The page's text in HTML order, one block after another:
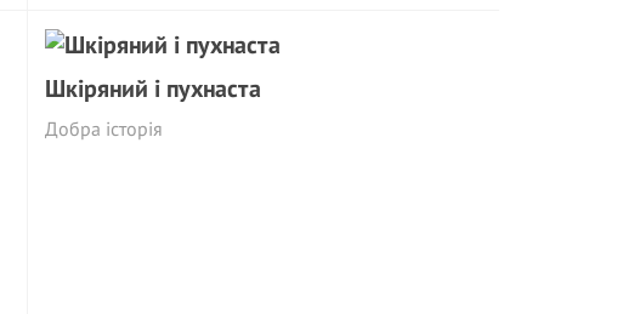
Шкіряний і пухнаста
Добра історія